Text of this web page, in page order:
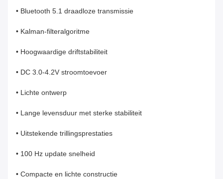
• Bluetooth 5.1 draadloze transmissie
• Kalman-filteralgoritme
• Hoogwaardige driftstabiliteit
• DC 3.0-4.2V stroomtoevoer
• Lichte ontwerp
• Lange levensduur met sterke stabiliteit
• Uitstekende trillingsprestaties
• 100 Hz update snelheid
• Compacte en lichte constructie